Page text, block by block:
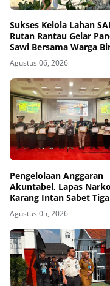
Sukses Kelola Lahan
Rutan Rantau Gelar
Sawi Bersama Warga
Agustus 06, 2026
Pengelolaan Anggaran
Akuntabel, Lapas
Karang Intan Sabet Tiga
Penghargaan KPPN
Banjarmasin
Agustus 05, 2026